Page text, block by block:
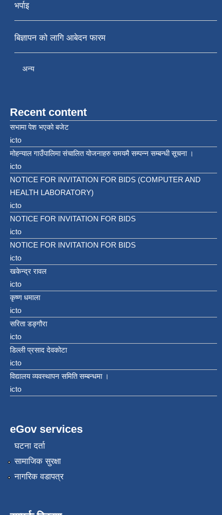
भर्पाइ
बिज्ञापन को लागि आबेदन फारम
अन्य
Recent content
सभामा पेश भएको बजेट
icto
मोहन्याल गाउँपालिमा संचालित योजनाहरु समयमै सम्पन्न सम्बन्धी सूचना ।
icto
NOTICE FOR INVITATION FOR BIDS (COMPUTER AND
HEALTH LABORATORY)
icto
NOTICE FOR INVITATION FOR BIDS
icto
NOTICE FOR INVITATION FOR BIDS
icto
खकेन्द्र रावल
icto
कृष्ण धमाला
icto
सरिता डङ्गौरा
icto
डिल्ली प्रसाद देवकोटा
icto
विद्यालय व्यवस्थापन समिति सम्बन्धमा ।
icto
eGov services
घटना दर्ता
सामाजिक सुरक्षा
नागरिक वडापत्र